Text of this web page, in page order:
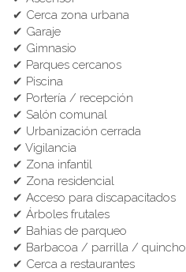
✔ Cerca zona urbana
✔ Garaje
✔ Gimnasio
✔ Parques cercanos
✔ Piscina
✔ Portería / recepción
✔ Salón comunal
✔ Urbanización cerrada
✔ Vigilancia
✔ Zona infantil
✔ Zona residencial
✔ Acceso para discapacitados
✔ Árboles frutales
✔ Bahias de parqueo
✔ Barbacoa / parrilla / quincho
✔ Cerca a restaurantes